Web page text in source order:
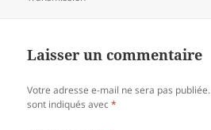
Laisser un commentaire
Votre adresse e-mail ne sera pas publiée.
sont indiqués avec*